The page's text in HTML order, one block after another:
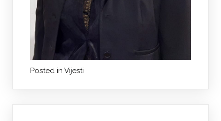
Posted in Vijesti